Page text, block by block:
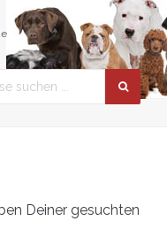
Deiner gesuchten